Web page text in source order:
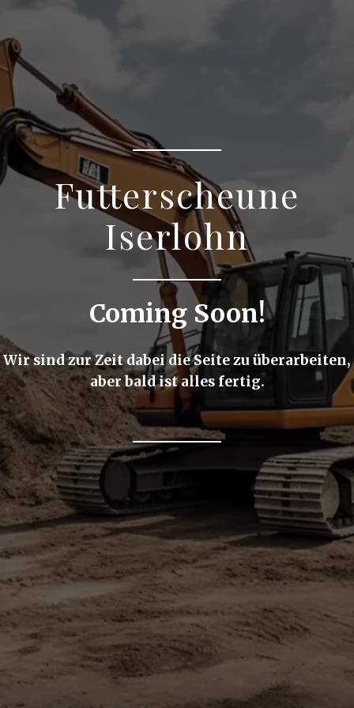
Zum
springen
Futterscheune
Iserlohn
Coming Soon!
Wir sind zur Zeit dabei die Seite zu überarbeiten,
aber bald ist alles fertig.